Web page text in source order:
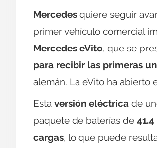
Mercedes quiere seguir
primer vehículo comercial
Mercedes eVito, que se
para recibir las primeras
alemán. La eVito ha
Esta versión eléctrica de
paquete de baterías de
cargas, lo que puede